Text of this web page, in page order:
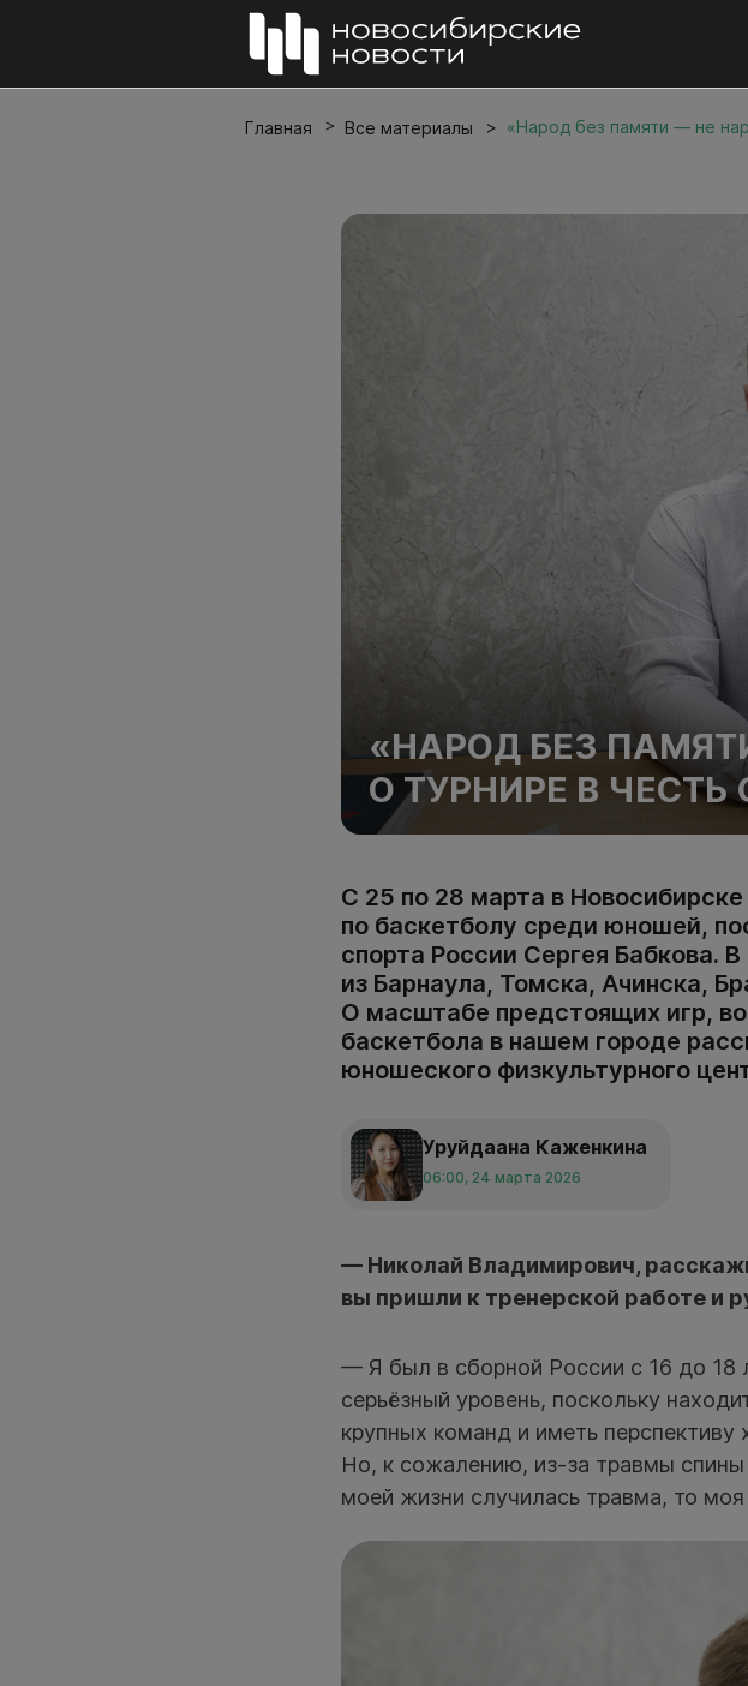
Главная Все материалы «Народ без памяти — не
«НАРОД БЕЗ
О ТУРНИРЕ В ЧЕСТЬ
С 25 по 28 марта в
по баскетболу среди юношей,
спорта России Сергея Бабкова.
из Барнаула, Томска, Ачинска,
О масштабе предстоящих игр,
баскетбола в нашем городе
юношеского физкультурного
Уруйдаана Каженкина
06:00, 24 марта 2026
— Николай Владимирович,
вы пришли к тренерской работе и
— Я был в сборной России с 16 до 18
серьёзный уровень, поскольку
крупных команд и иметь перспективу
Но, к сожалению, из-за травмы спины
моей жизни случилась травма, то